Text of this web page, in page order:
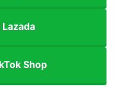
Shop